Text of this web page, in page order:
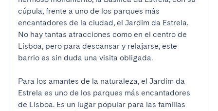
cúpula, frente a uno de los parques más
encantadores de la ciudad, el Jardim da Estrela.
No hay tantas atracciones como en el centro de
Lisboa, pero para descansar y relajarse, este
barrio es sin duda una visita obligada.
Para los amantes de la naturaleza, el Jardim da
Estrela es uno de los parques más encantadores
de Lisboa. Es un lugar popular para las familias